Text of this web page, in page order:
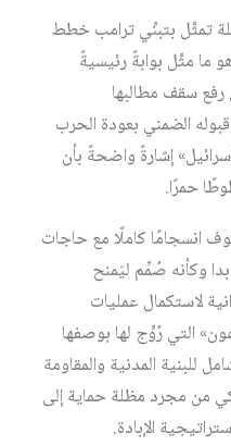
تمثَّل بتبنِّي ترامب خطط
ما مثَّل بوابةً رئيسيةً
رفع سقف مطالبها
الضمني بعودة الحرب
إشارةً واضحةً بأن
حمرًا.
انسجامًا كاملًا مع حاجات
وكأنه صُمِّم ليَمنح
لاستكمال عمليات
التي رُوِّج لها بوصفها
للبنية المدنية والمقاومة
من مجرد مظلة حماية إلى
الإبادة.